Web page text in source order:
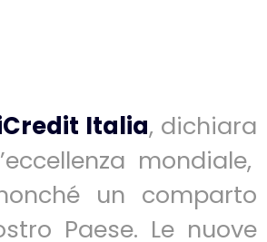
Italia, dichiara
mondiale,
un comparto
Paese. Le nuove